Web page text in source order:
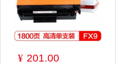
¥ 201.00